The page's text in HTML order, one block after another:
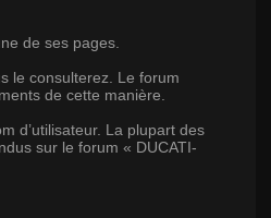
de ses pages.
le consulterez. Le forum
de cette manière.
d’utilisateur. La plupart des
sur le forum « DUCATI-